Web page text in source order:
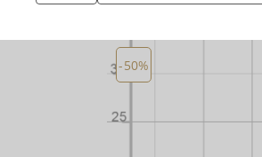
-50%